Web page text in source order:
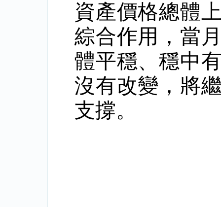
資產價格總體
綜合作用，當
體平穩、穩中
沒有改變，將
支撐。